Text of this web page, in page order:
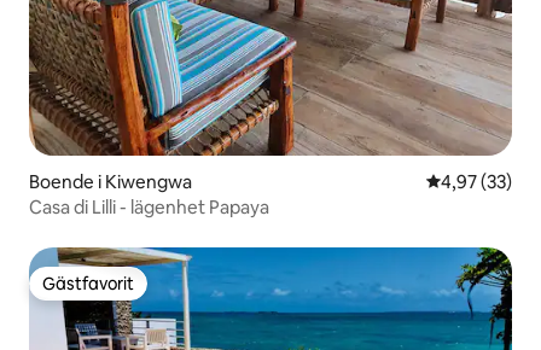
Boende i Kiwengwa 4,97 av 5 i
4,97 (33)
Casa di Lilli - lägenhet Papaya
Gästfavorit
Gästfavorit